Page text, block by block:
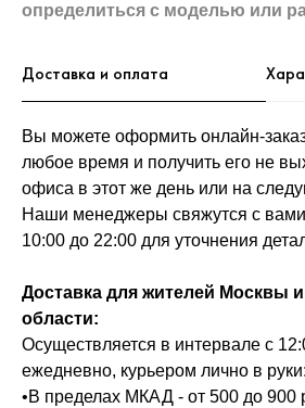
определиться с моделью или
Доставка и оплата
Вы можете оформить онлайн-
любое время и получить его не
офиса в этот же день или на
Наши менеджеры свяжутся с
10:00 до 22:00 для уточнения
Доставка для жителей Москвы
области:
Осуществляется в интервале с
ежедневно, курьером лично в руки:
•В пределах МКАД - от 500 до 900